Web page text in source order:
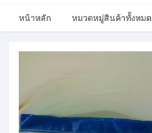
หน้าหลัก หมวดหมู่สินค้าทั้งหมด